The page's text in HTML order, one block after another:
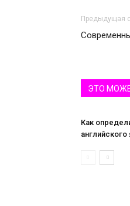
Предыдущая
ЭТО
Как
английского